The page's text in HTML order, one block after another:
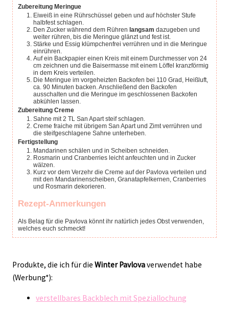
Zubereitung Meringue
Eiweiß in eine Rührschüssel geben und auf höchster Stufe
halbfest schlagen.
Den Zucker während dem Rühren langsam dazugeben und
weiter rühren, bis die Meringue glänzt und fest ist.
Stärke und Essig klümpchenfrei verrühren und in die Meringue
einrühren.
Auf ein Backpapier einen Kreis mit einem Durchmesser von 24
cm zeichnen und die Baisermasse mit einem Löffel kranzförmig
in dem Kreis verteilen.
Die Meringue im vorgeheizten Backofen bei 110 Grad, Heißluft,
ca. 90 Minuten backen. Anschließend den Backofen
ausschalten und die Meringue im geschlossenen Backofen
abkühlen lassen.
Zubereitung Creme
Sahne mit 2 TL San Apart steif schlagen.
Creme fraiche mit übrigem San Apart und Zimt verrühren und
die steifgeschlagene Sahne unterheben.
Fertigstellung
Mandarinen schälen und in Scheiben schneiden.
Rosmarin und Cranberries leicht anfeuchten und in Zucker
wälzen.
Kurz vor dem Verzehr die Creme auf der Pavlova verteilen und
mit den Mandarinenscheiben, Granatapfelkernen, Cranberries
und Rosmarin dekorieren.
Rezept-Anmerkungen
Als Belag für die Pavlova könnt ihr natürlich jedes Obst verwenden,
welches euch schmeckt!
Produkte, die ich für die Winter Pavlovaverwendet habe
(Werbung*):
verstellbares Backblech mit Speziallochung